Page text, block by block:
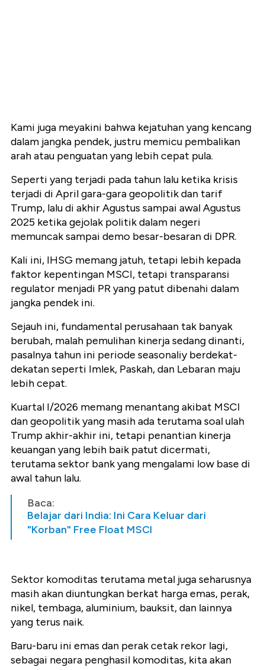
Kami juga meyakini bahwa kejatuhan yang kencang
dalam jangka pendek, justru memicu pembalikan
arah atau penguatan yang lebih cepat pula.
Seperti yang terjadi pada tahun lalu ketika krisis
terjadi di April gara-gara geopolitik dan tarif
Trump, lalu di akhir Agustus sampai awal Agustus
2025 ketika gejolak politik dalam negeri
memuncak sampai demo besar-besaran di DPR.
Kali ini, IHSG memang jatuh, tetapi lebih kepada
faktor kepentingan MSCI, tetapi transparansi
regulator menjadi PR yang patut dibenahi dalam
jangka pendek ini.
Sejauh ini, fundamental perusahaan tak banyak
berubah, malah pemulihan kinerja sedang dinanti,
pasalnya tahun ini periode seasonaliy berdekat-
dekatan seperti Imlek, Paskah, dan Lebaran maju
lebih cepat.
Kuartal I/2026 memang menantang akibat MSCI
dan geopolitik yang masih ada terutama soal ulah
Trump akhir-akhir ini, tetapi penantian kinerja
keuangan yang lebih baik patut dicermati,
terutama sektor bank yang mengalami low base di
awal tahun lalu.
Baca:
Belajar dari India: Ini Cara Keluar dari
"Korban" Free Float MSCI
Sektor komoditas terutama metal juga seharusnya
masih akan diuntungkan berkat harga emas, perak,
nikel, tembaga, aluminium, bauksit, dan lainnya
yang terus naik.
Baru-baru ini emas dan perak cetak rekor lagi,
sebagai negara penghasil komoditas, kita akan